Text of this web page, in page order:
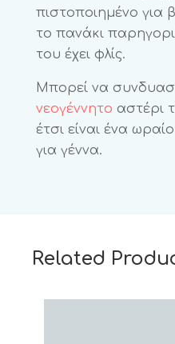
πιστοποιημένο για
το πανάκι
του έχει φλίς.
Μπορεί να
νεογέννητο αστέρι
έτσι είναι ένα
για γέννα.
Related